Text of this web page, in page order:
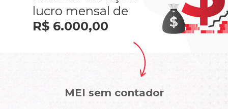
lucro mensal de
R$ 6.000,00
MEI sem contador